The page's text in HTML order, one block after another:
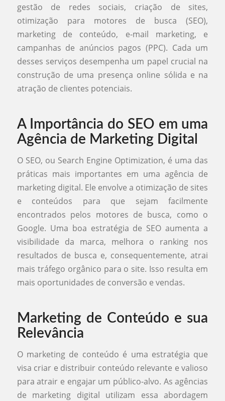
gestão de redes sociais, criação de sites,
otimização para motores de busca (SEO),
marketing de conteúdo, e-mail marketing, e
campanhas de anúncios pagos (PPC). Cada um
desses serviços desempenha um papel crucial na
construção de uma presença online sólida e na
atração de clientes potenciais.
A Importância do SEO em uma
Agência de Marketing Digital
O SEO, ou Search Engine Optimization, é uma das
práticas mais importantes em uma agência de
marketing digital. Ele envolve a otimização de sites
e conteúdos para que sejam facilmente
encontrados pelos motores de busca, como o
Google. Uma boa estratégia de SEO aumenta a
visibilidade da marca, melhora o ranking nos
resultados de busca e, consequentemente, atrai
mais tráfego orgânico para o site. Isso resulta em
mais oportunidades de conversão e vendas.
Marketing de Conteúdo e sua
Relevância
O marketing de conteúdo é uma estratégia que
visa criar e distribuir conteúdo relevante e valioso
para atrair e engajar um público-alvo. As agências
de marketing digital utilizam essa abordagem